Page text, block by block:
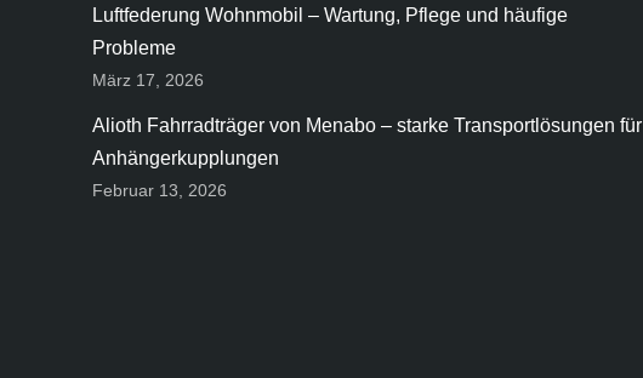
Luftfederung Wohnmobil – Wartung, Pflege und häufige
Probleme
März 17, 2026
Alioth Fahrradträger von Menabo – starke Transportlösungen für
Anhängerkupplungen
Februar 13, 2026